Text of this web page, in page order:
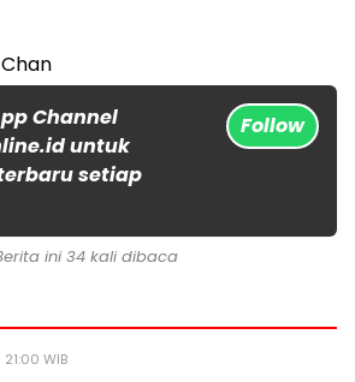
Channel
untuk
setiap
Follow
ini 34 kali dibaca
WIB